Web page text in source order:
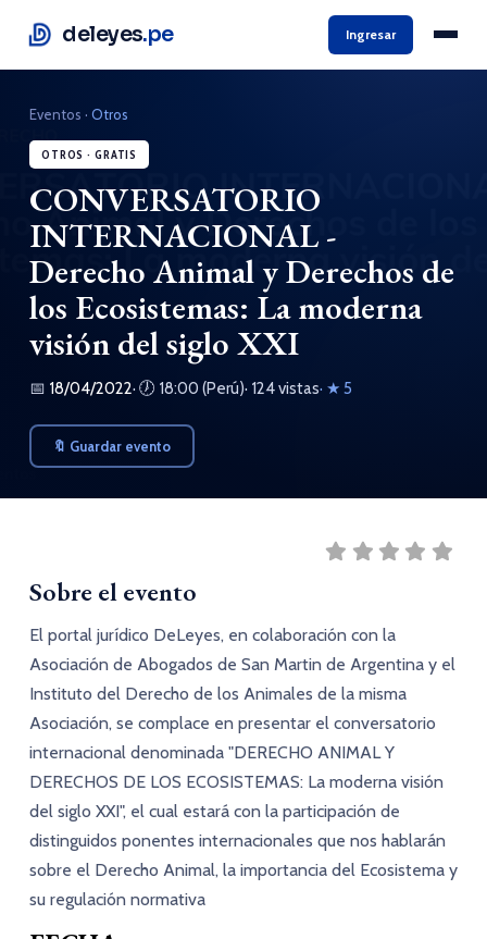
deleyes.pe Ingresar
Eventos · Otros
OTROS · GRATIS
CONVERSATORIO
INTERNACIONAL -
Derecho Animal y Derechos de
los Ecosistemas: La moderna
visión del siglo XXI
📅 18/04/2022· 🕖 18:00 (Perú)· 124 vistas· ★ 5
🔖 Guardar evento
Sobre el evento
El portal jurídico DeLeyes, en colaboración con la
Asociación de Abogados de San Martin de Argentina y el
Instituto del Derecho de los Animales de la misma
Asociación, se complace en presentar el conversatorio
internacional denominada "DERECHO ANIMAL Y
DERECHOS DE LOS ECOSISTEMAS: La moderna visión
del siglo XXI", el cual estará con la participación de
distinguidos ponentes internacionales que nos hablarán
sobre el Derecho Animal, la importancia del Ecosistema y
su regulación normativa